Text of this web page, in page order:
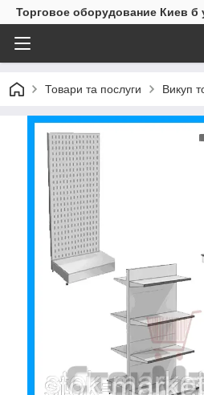
Торговое оборудование Киев б
Товари та послуги Викуп